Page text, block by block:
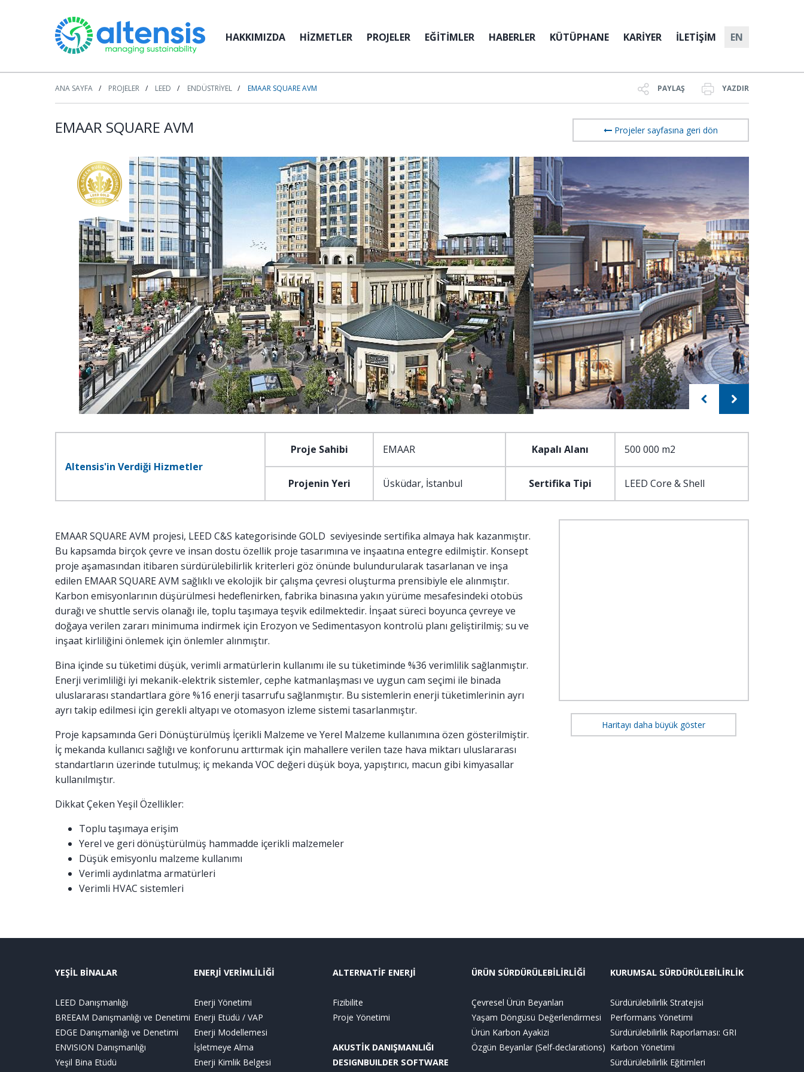
HAKKIMIZDA HİZMETLER PROJELER EĞİTİMLER HABERLER KÜTÜPHANE KARİYER İLETİŞİM EN
ANA SAYFA PROJELER LEED ENDÜSTRIYEL EMAAR SQUARE AVM PAYLAŞ YAZDIR
EMAAR SQUARE AVM Projeler sayfasına geri dön
Altensis'in Verdiği Hizmetler
Proje Sahibi EMAAR Kapalı Alanı 500 000 m2
Projenin Yeri Üsküdar, İstanbul Sertifika Tipi LEED Core & Shell
EMAAR SQUARE AVM projesi, LEED C&S kategorisinde GOLD seviyesinde sertifika almaya hak kazanmıştır.
Bu kapsamda birçok çevre ve insan dostu özellik proje tasarımına ve inşaatına entegre edilmiştir. Konsept
proje aşamasından itibaren sürdürülebilirlik kriterleri göz önünde bulundurularak tasarlanan ve inşa
edilen EMAAR SQUARE AVM sağlıklı ve ekolojik bir çalışma çevresi oluşturma prensibiyle ele alınmıştır.
Karbon emisyonlarının düşürülmesi hedeflenirken, fabrika binasına yakın yürüme mesafesindeki otobüs
durağı ve shuttle servis olanağı ile, toplu taşımaya teşvik edilmektedir. İnşaat süreci boyunca çevreye ve
doğaya verilen zararı minimuma indirmek için Erozyon ve Sedimentasyon kontrolü planı geliştirilmiş; su ve
inşaat kirliliğini önlemek için önlemler alınmıştır.
Bina içinde su tüketimi düşük, verimli armatürlerin kullanımı ile su tüketiminde %36 verimlilik sağlanmıştır.
Enerji verimliliği iyi mekanik-elektrik sistemler, cephe katmanlaşması ve uygun cam seçimi ile binada
uluslararası standartlara göre %16 enerji tasarrufu sağlanmıştır. Bu sistemlerin enerji tüketimlerinin ayrı
ayrı takip edilmesi için gerekli altyapı ve otomasyon izleme sistemi tasarlanmıştır.
Proje kapsamında Geri Dönüştürülmüş İçerikli Malzeme ve Yerel Malzeme kullanımına özen gösterilmiştir.
İç mekanda kullanıcı sağlığı ve konforunu arttırmak için mahallere verilen taze hava miktarı uluslararası
standartların üzerinde tutulmuş; iç mekanda VOC değeri düşük boya, yapıştırıcı, macun gibi kimyasallar
kullanılmıştır.
Dikkat Çeken Yeşil Özellikler:
Toplu taşımaya erişim
Yerel ve geri dönüştürülmüş hammadde içerikli malzemeler
Düşük emisyonlu malzeme kullanımı
Verimli aydınlatma armatürleri
Verimli HVAC sistemleri
Haritayı daha büyük göster
YEŞİL BİNALAR
LEED Danışmanlığı
BREEAM Danışmanlığı ve Denetimi
EDGE Danışmanlığı ve Denetimi
ENVISION Danışmanlığı
Yeşil Bina Etüdü
ENERJİ VERİMLİLİĞİ
Enerji Yönetimi
Enerji Etüdü / VAP
Enerji Modellemesi
İşletmeye Alma
Enerji Kimlik Belgesi
ALTERNATİF ENERJİ
Fizibilite
Proje Yönetimi
AKUSTİK DANIŞMANLIĞI
DESIGNBUILDER SOFTWARE
ÜRÜN SÜRDÜRÜLEBİLİRLİĞİ
Çevresel Ürün Beyanları
Yaşam Döngüsü Değerlendirmesi
Ürün Karbon Ayakizi
Özgün Beyanlar (Self-declarations)
KURUMSAL SÜRDÜRÜLEBİLİRLİK
Sürdürülebilirlik Stratejisi
Performans Yönetimi
Sürdürülebilirlik Raporlaması: GRI
Karbon Yönetimi
Sürdürülebilirlik Eğitimleri